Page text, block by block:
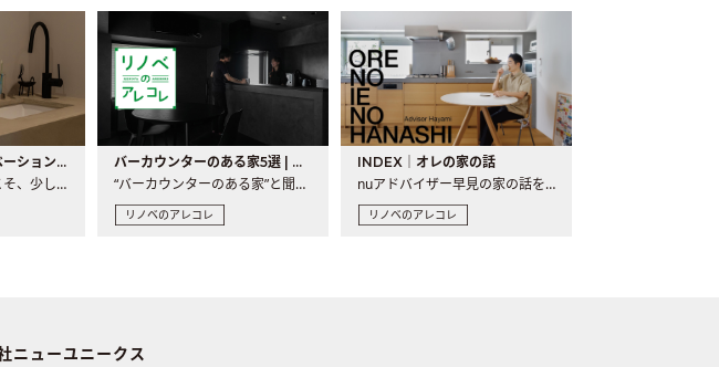
洗面所・洗面台リノベーションの事例と間取りアイデア
毎日使う場所だからこそ、少しの間取りの工夫や素材の選び方で..
バーカウンターのある家5選 | 日常に馴染む“距離の近い”キッチンとは
“バーカウンターのある家”と聞くと、少し特別な、大人のための..
リノベのアレコレ
INDEX｜オレの家の話
nuアドバイザー早見の家の話を、全4話でお届け。リノベーションを..
リノベのアレコレ
ニューユニークス